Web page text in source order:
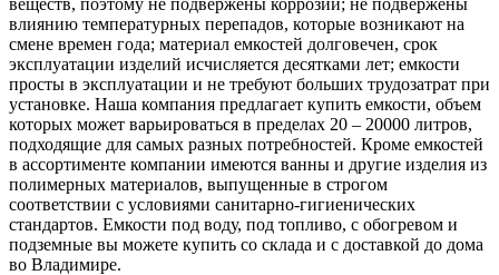
влиянию температурных перепадов, которые возникают на
смене времен года; материал емкостей долговечен, срок
эксплуатации изделий исчисляется десятками лет; емкости
просты в эксплуатации и не требуют больших трудозатрат при
установке. Наша компания предлагает купить емкости, объем
которых может варьироваться в пределах 20 – 20000 литров,
подходящие для самых разных потребностей. Кроме емкостей
в ассортименте компании имеются ванны и другие изделия из
полимерных материалов, выпущенные в строгом
соответствии с условиями санитарно-гигиенических
стандартов. Емкости под воду, под топливо, с обогревом и
подземные вы можете купить со склада и с доставкой до дома
во Владимире.